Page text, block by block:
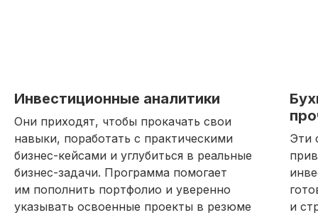
Инвестиционные аналитики
Они приходят, чтобы прокачать свои
навыки, поработать с практическими
бизнес-кейсами и углубиться в реальные
бизнес-задачи. Программа помогает
им пополнить портфолио и уверенно
указывать освоенные проекты в резюме
Эти
и